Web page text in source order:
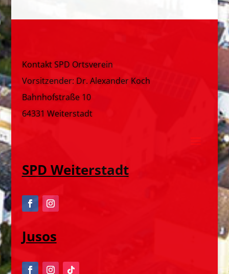
Kontakt SPD Ortsverein
Vorsitzender: Dr. Alexander Koch
Bahnhofstraße 10
64331 Weiterstadt
SPD Weiterstadt
Jusos